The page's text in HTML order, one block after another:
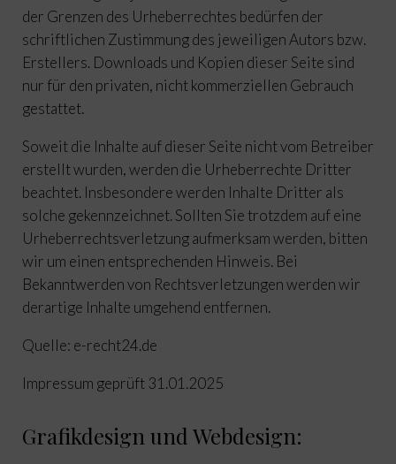
der Grenzen des Urheberrechtes bedürfen der
schriftlichen Zustimmung des jeweiligen Autors bzw.
Erstellers. Downloads und Kopien dieser Seite sind
nur für den privaten, nicht kommerziellen Gebrauch
gestattet.
Soweit die Inhalte auf dieser Seite nicht vom Betreiber
erstellt wurden, werden die Urheberrechte Dritter
beachtet. Insbesondere werden Inhalte Dritter als
solche gekennzeichnet. Sollten Sie trotzdem auf eine
Urheberrechtsverletzung aufmerksam werden, bitten
wir um einen entsprechenden Hinweis. Bei
Bekanntwerden von Rechtsverletzungen werden wir
derartige Inhalte umgehend entfernen.
Quelle: e-recht24.de
Impressum geprüft 31.01.2025
Grafikdesign und Webdesign: